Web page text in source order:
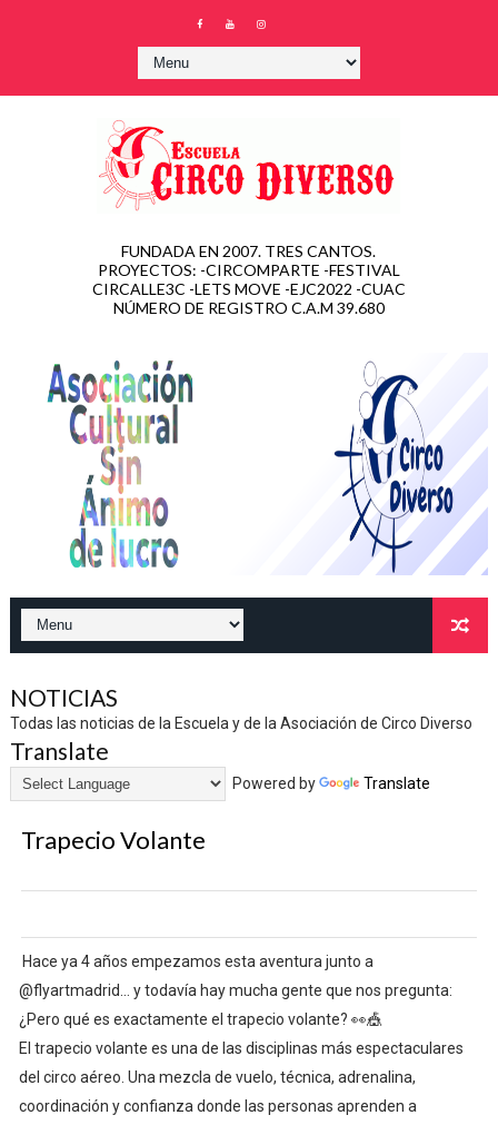
FUNDADA EN 2007. TRES CANTOS.
PROYECTOS: -CIRCOMPARTE -FESTIVAL
CIRCALLE3C -LETS MOVE -EJC2022 -CUAC
NÚMERO DE REGISTRO C.A.M 39.680
NOTICIAS
Todas las noticias de la Escuela y de la Asociación de Circo Diverso
Translate
Powered by Translate
Trapecio Volante
Hace ya 4 años empezamos esta aventura junto a
@flyartmadrid… y todavía hay mucha gente que nos pregunta:
¿Pero qué es exactamente el trapecio volante? 👀🎪
El trapecio volante es una de las disciplinas más espectaculares
del circo aéreo. Una mezcla de vuelo, técnica, adrenalina,
coordinación y confianza donde las personas aprenden a